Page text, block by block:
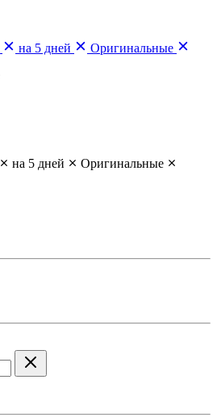
на 5 дней
Оригинальные
на 5 дней
Оригинальные